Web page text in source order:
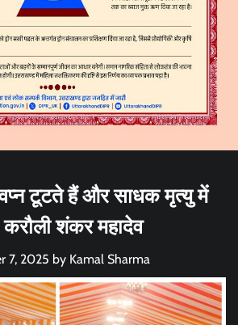
टूटते हैं और साधक मृत्यु में
शंकर महादेव
7, 2025 by Kamal Sharma